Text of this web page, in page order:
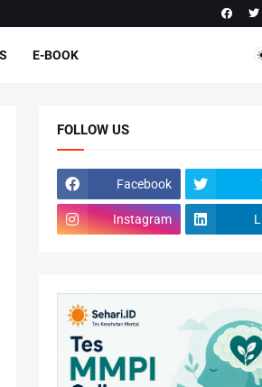
E-BOOK
FOLLOW US
Facebook
Instagram